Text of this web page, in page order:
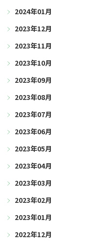
2024年01月
2023年12月
2023年11月
2023年10月
2023年09月
2023年08月
2023年07月
2023年06月
2023年05月
2023年04月
2023年03月
2023年02月
2023年01月
2022年12月